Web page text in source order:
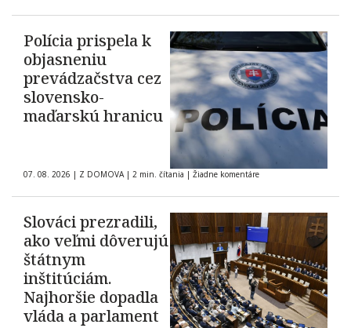
Polícia prispela k
objasneniu
prevádzačstva cez
slovensko-
maďarskú hranicu
07. 08. 2026 | Z DOMOVA | 2 min. čítania | Žiadne komentáre
Slováci prezradili,
ako veľmi dôverujú
štátnym
inštitúciám.
Najhoršie dopadla
vláda a parlament